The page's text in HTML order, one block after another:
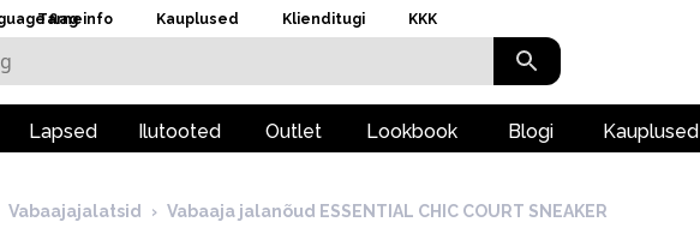
Tarneinfo Kauplused Klienditugi KKK
Lapsed Ilutooted Outlet Lookbook Blogi Kauplused
Vabaajajalatsid › Vabaaja jalanõud ESSENTIAL CHIC COURT SNEAKER